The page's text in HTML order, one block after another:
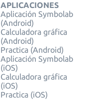
APLICACIONES
Aplicación Symbolab
(Android)
Calculadora gráfica
(Android)
Practica (Android)
Aplicación Symbolab
(iOS)
Calculadora gráfica
(iOS)
Practica (iOS)